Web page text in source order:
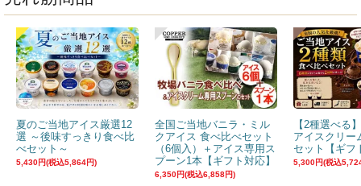
夏のご当地アイス厳選12
選 ～後味すっきり食べ比
べセット～
5,430円(税込5,864円)
全国ご当地バニラ・ミル
クアイス 食べ比べセット
（6個入）＋アイス専用ス
プーン1本【ギフト対応】
6,350円(税込6,858円)
【2種選べる
アイスクリー
セット【ギフ
5,300円(税込